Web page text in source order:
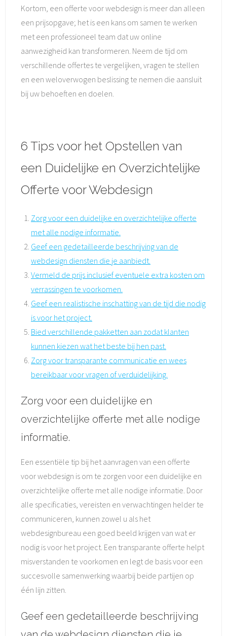
Kortom, een offerte voor webdesign is meer dan alleen
een prijsopgave; het is een kans om samen te werken
met een professioneel team dat uw online
aanwezigheid kan transformeren. Neem de tijd om
verschillende offertes te vergelijken, vragen te stellen
en een weloverwogen beslissing te nemen die aansluit
bij uw behoeften en doelen.
6 Tips voor het Opstellen van
een Duidelijke en Overzichtelijke
Offerte voor Webdesign
Zorg voor een duidelijke en overzichtelijke offerte
met alle nodige informatie.
Geef een gedetailleerde beschrijving van de
webdesign diensten die je aanbiedt.
Vermeld de prijs inclusief eventuele extra kosten om
verrassingen te voorkomen.
Geef een realistische inschatting van de tijd die nodig
is voor het project.
Bied verschillende pakketten aan zodat klanten
kunnen kiezen wat het beste bij hen past.
Zorg voor transparante communicatie en wees
bereikbaar voor vragen of verduidelijking.
Zorg voor een duidelijke en
overzichtelijke offerte met alle nodige
informatie.
Een essentiële tip bij het aanvragen van een offerte
voor webdesign is om te zorgen voor een duidelijke en
overzichtelijke offerte met alle nodige informatie. Door
alle specificaties, vereisten en verwachtingen helder te
communiceren, kunnen zowel u als het
webdesignbureau een goed beeld krijgen van wat er
nodig is voor het project. Een transparante offerte helpt
misverstanden te voorkomen en legt de basis voor een
succesvolle samenwerking waarbij beide partijen op
één lijn zitten.
Geef een gedetailleerde beschrijving